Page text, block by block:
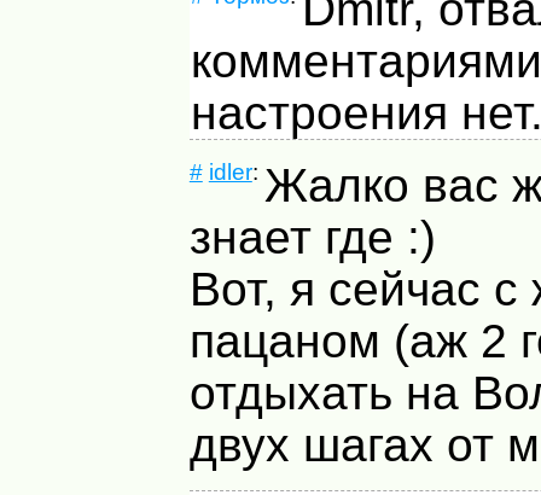
настроения
# idler: Жалко вас
знает где :)
Вот, я сейчас
пацаном (аж 2
отдыхать на
двух шагах от